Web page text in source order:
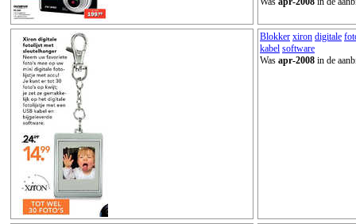
Blokker xiron digitale
kabel software
Was apr-2008 in de